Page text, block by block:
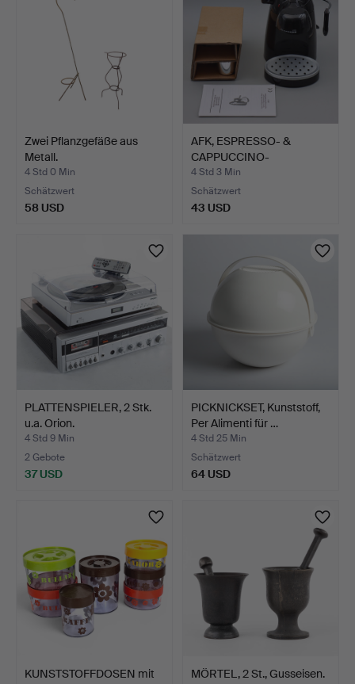
Zwei Pflanzgefäße aus
Metall.
4 Std 0 Min
Schätzwert
58 USD
AFK, ESPRESSO- &
CAPPUCCINO-
MASCHINE, MODE…
4 Std 3 Min
Schätzwert
43 USD
PLATTENSPIELER, 2 Stk.
u.a. Orion.
4 Std 9 Min
2 Gebote
37 USD
PICKNICKSET, Kunststoff,
Per Alimenti für …
4 Std 25 Min
Schätzwert
64 USD
KUNSTSTOFFDOSEN mit
MÖRTEL, 2 St., Gusseisen.